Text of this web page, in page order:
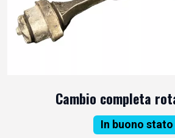
Cambio completa
In buono stato